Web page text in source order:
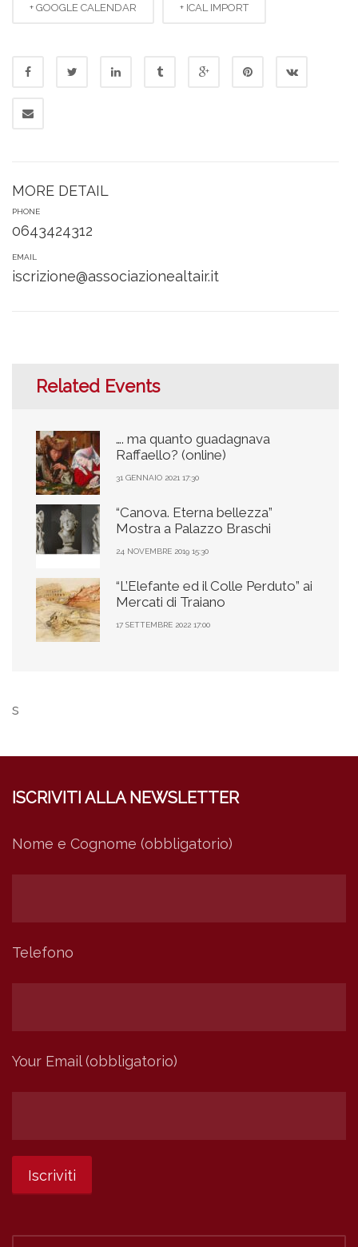
+ GOOGLE CALENDAR + ICAL IMPORT
MORE DETAIL
PHONE
0643424312
EMAIL
iscrizione@associazionealtair.it
Related Events
…. ma quanto guadagnava
Raffaello? (online)
31 GENNAIO 2021 17:30
“Canova. Eterna bellezza”
Mostra a Palazzo Braschi
24 NOVEMBRE 2019 15:30
“L’Elefante ed il Colle Perduto” ai
Mercati di Traiano
17 SETTEMBRE 2022 17:00
s
ISCRIVITI ALLA NEWSLETTER
Nome e Cognome (obbligatorio)
Telefono
Your Email (obbligatorio)